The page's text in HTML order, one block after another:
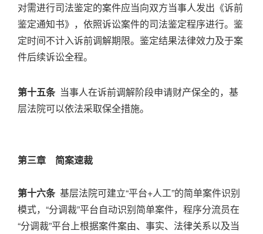
对需进行司法鉴定的案件应当向双方当事人发出《诉前
鉴定通知书》，依照诉讼案件的司法鉴定程序进行。鉴
定时间不计入诉前调解期限。鉴定结果法律效力及于案
件后续诉讼全程。
第十五条当事人在诉前调解阶段申请财产保全的，基
层法院可以依法采取保全措施。
第三章 简案速裁
第十六条基层法院可建立“平台+人工”的简单案件识别
模式，“分调裁”平台自动识别简单案件，程序分流员在
“分调裁”平台上根据案件案由、事实、法律关系以及当